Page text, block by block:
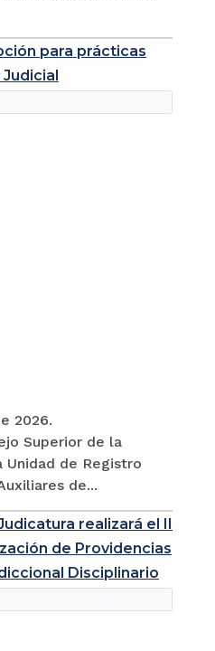
para prácticas
2026.
Superior de la
de Registro
de...
realizará el II
de Providencias
Disciplinario